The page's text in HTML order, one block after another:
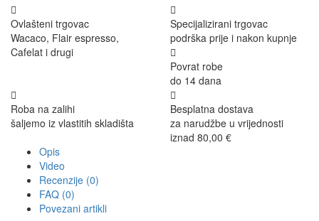
Ovlašteni trgovac
Wacaco, Flair espresso,
Cafelat i drugi
Specijalizirani trgovac
podrška prije i nakon kupnje
Povrat robe
do 14 dana
Roba na zalihi
šaljemo iz vlastitih skladišta
Besplatna dostava
za narudžbe u vrijednosti
iznad 80,00 €
Opis
Video
Recenzije (0)
FAQ (0)
Povezani artikli